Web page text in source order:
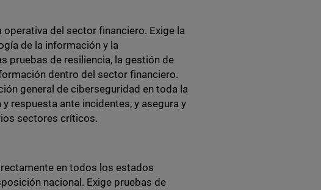
del sector financiero. Exige la
de la información y la
pruebas de resiliencia, la gestión de
dentro del sector financiero.
general de ciberseguridad en toda la
respuesta ante incidentes, y asegura y
sectores críticos.
en todos los estados
nacional. Exige pruebas de